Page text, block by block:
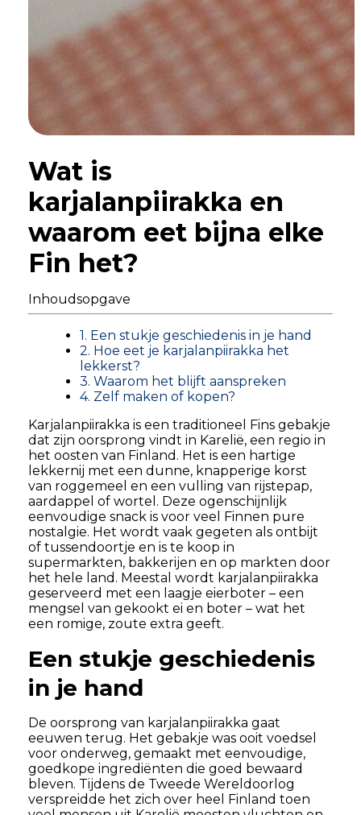
Wat is
karjalanpiirakka en
waarom eet bijna elke
Fin het?
Inhoudsopgave
1. Een stukje geschiedenis in je hand
2. Hoe eet je karjalanpiirakka het
lekkerst?
3. Waarom het blijft aanspreken
4. Zelf maken of kopen?
Karjalanpiirakka is een traditioneel Fins gebakje
dat zijn oorsprong vindt in Karelië, een regio in
het oosten van Finland. Het is een hartige
lekkernij met een dunne, knapperige korst
van roggemeel en een vulling van rijstepap,
aardappel of wortel. Deze ogenschijnlijk
eenvoudige snack is voor veel Finnen pure
nostalgie. Het wordt vaak gegeten als ontbijt
of tussendoortje en is te koop in
supermarkten, bakkerijen en op markten door
het hele land. Meestal wordt karjalanpiirakka
geserveerd met een laagje eierboter – een
mengsel van gekookt ei en boter – wat het
een romige, zoute extra geeft.
Een stukje geschiedenis
in je hand
De oorsprong van karjalanpiirakka gaat
eeuwen terug. Het gebakje was ooit voedsel
voor onderweg, gemaakt met eenvoudige,
goedkope ingrediënten die goed bewaard
bleven. Tijdens de Tweede Wereldoorlog
verspreidde het zich over heel Finland toen